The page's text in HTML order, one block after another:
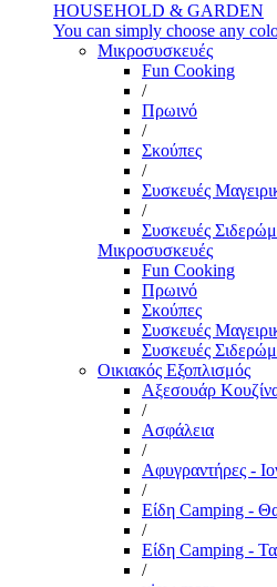
HOUSEHOLD & GARDEN
You can simply choose any
Μικροσυσκευές
Fun Cooking
/
Πρωινό
/
Σκούπες
/
Συσκευές
/
Συσκευές
Μικροσυσκευές
Fun Cooking
Πρωινό
Σκούπες
Συσκευές
Συσκευές
Οικιακός Εξοπλισμός
Αξεσουάρ
/
Ασφάλεια
/
Αφυγραντήρες -
/
Είδη Camping -
/
Είδη Camping -
/